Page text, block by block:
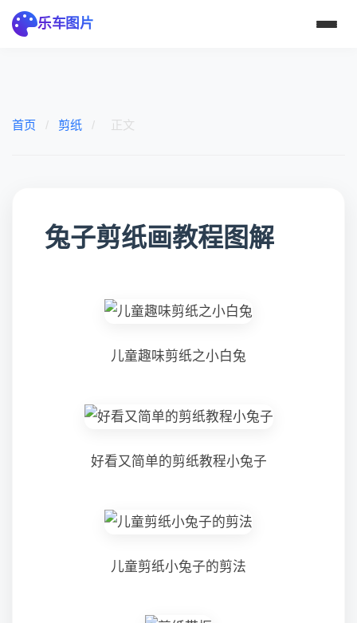
乐车图片
首页 / 剪纸 / 正文
兔子剪纸画教程图解
儿童趣味剪纸之小白兔
好看又简单的剪纸教程小兔子
儿童剪纸小兔子的剪法